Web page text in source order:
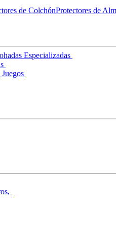
de ColchónProtectores de
Especializadas